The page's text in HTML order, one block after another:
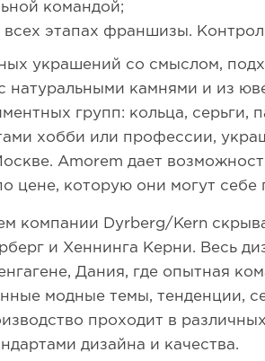
командой;
всех этапах франшизы.
украшений со смыслом,
натуральными камнями и из
групп: кольца,
хобби или профессии,
Amorem дает
цене, которую они могут себе
компании Dyrberg/Kern
и Хеннинга Керни. Весь
Дания, где опытная
модные темы, тенденции,
проходит в
дизайна и качества.